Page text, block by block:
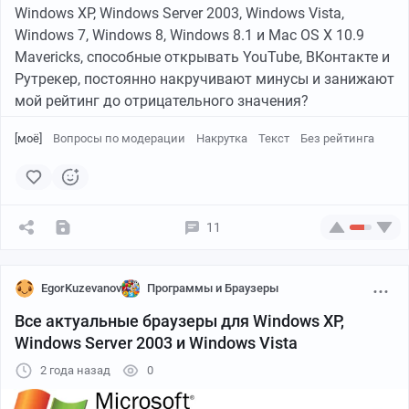
Windows XP, Windows Server 2003, Windows Vista,
Windows 7, Windows 8, Windows 8.1 и Mac OS X 10.9
Mavericks, способные открывать YouTube, ВКонтакте и
Рутрекер, постоянно накручивают минусы и занижают
мой рейтинг до отрицательного значения?
[моё] Вопросы по модерации Накрутка Текст Без рейтинга
11
EgorKuzevanov Программы и Браузеры
Все актуальные браузеры для Windows XP,
Windows Server 2003 и Windows Vista
2 года назад 0